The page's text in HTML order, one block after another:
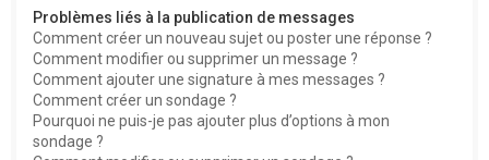
Problèmes liés à la publication de messages
Comment créer un nouveau sujet ou poster une réponse ?
Comment modifier ou supprimer un message ?
Comment ajouter une signature à mes messages ?
Comment créer un sondage ?
Pourquoi ne puis-je pas ajouter plus d’options à mon
sondage ?